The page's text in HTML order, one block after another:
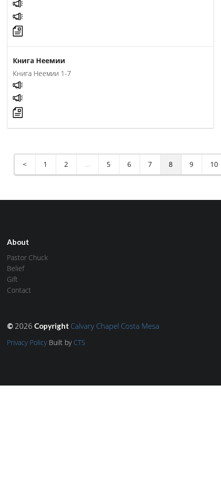
Книга Неемии
Книга Неемии 1-7
< 1 2 ... 5 6 7 8 9 10
About
Pastor Chuck
Belief
Gift
Contact
© 2026 Copyright Calvary Chapel Costa Mesa
Privacy PolicyBuilt by CTS